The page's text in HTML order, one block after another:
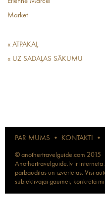
Market
« ATPAKAĻ
« UZ SADAĻAS SĀKUMU
PAR MUMS • KONTAKTI •
© anothertravelguide.com 2015
Anothertravelguide.lv ir interneta
pārbaudītas un izvērtētas. Visi
subjektīvajai gaumei, konkrētā